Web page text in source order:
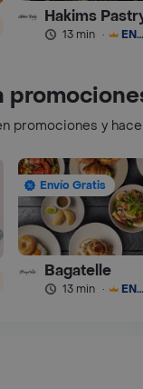
Hakims
13 min · ENVÍO GRATIS
promociones y
Envío Gratis
Bagatelle
13 min · ENVÍO GRATIS